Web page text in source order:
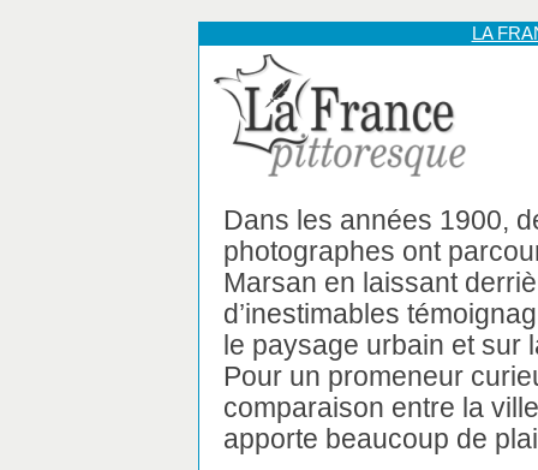
LA
Dans les années 1900,
photographes ont
Marsan en laissant
d’inestimables
le paysage urbain et sur
Pour un promeneur
comparaison entre la
apporte beaucoup de